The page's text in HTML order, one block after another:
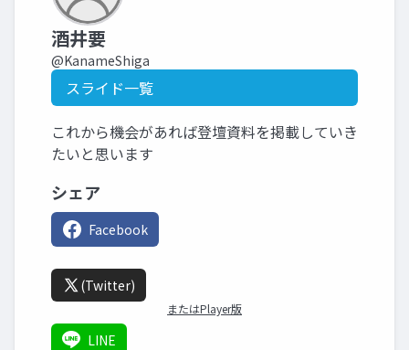
酒井要
@KanameShiga
スライド一覧
これから機会があれば登壇資料を掲載していき
たいと思います
シェア
Facebook
(Twitter)
またはPlayer版
LINE